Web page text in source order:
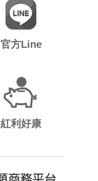
官方Line
紅利好康